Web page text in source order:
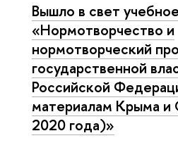
Вышло в свет
«Нормотворчество и
нормотворческий
государственной
Российской
материалам Крыма и
2020 года)»